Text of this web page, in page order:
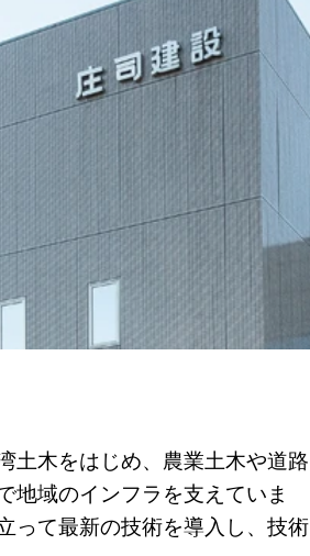
土木をはじめ、農業土木や道路
地域のインフラを支えていま
って最新の技術を導入し、技術